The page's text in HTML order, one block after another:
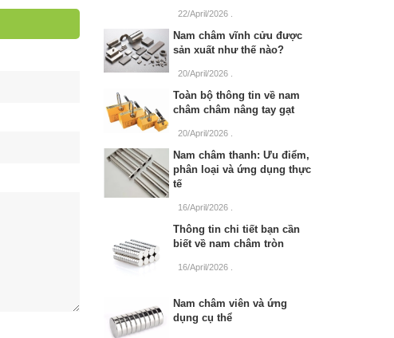
22/April/2026
Nam châm vĩnh cửu được
sản xuất như thế nào?
20/April/2026
Toàn bộ thông tin về nam
châm châm nâng tay gạt
20/April/2026
Nam châm thanh: Ưu điểm,
phân loại và ứng dụng thực
tế
16/April/2026
Thông tin chi tiết bạn cần
biết về nam châm tròn
16/April/2026
Nam châm viên và ứng
dụng cụ thể